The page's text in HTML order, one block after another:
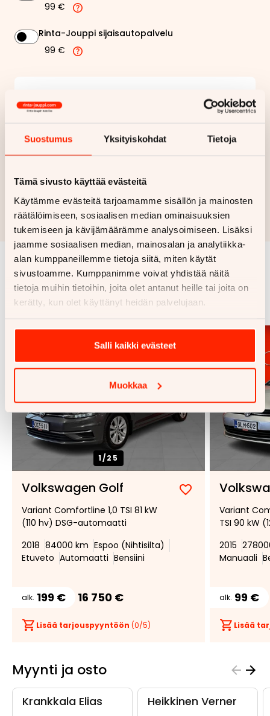
Suostumus Yksityiskohdat Tietoja
Tämä sivusto käyttää evästeitä
Käytämme evästeitä tarjoamamme sisällön ja mainosten
räätälöimiseen, sosiaalisen median ominaisuuksien
tukemiseen ja kävijämäärämme analysoimiseen. Lisäksi
jaamme sosiaalisen median, mainosalan ja analytiikka-
alan kumppaneillemme tietoja siitä, miten käytät
sivustoamme. Kumppanimme voivat yhdistää näitä
tietoja muihin tietoihin, joita olet antanut heille tai joita on
kerätty, kun olet käyttänyt heidän palvelujaan.
Salli kaikki evästeet
Muokkaa
99 €
Rinta-Jouppi sijaisautopalvelu
99 €
203,96 €
Näytähintaerittely
Haluan myös tarjouksen vakuutuksesta
Hae rahoitustarjous
Rahoituslaskelma on suuntaa antava ja edellyttää hyväksytyn
luottopäätöksen ja kaskovakuutuksen.
Samankaltaisia ajoneuvoja
Katso kaikki
1/25
Volkswagen Golf
Lisää
suosikiksi
Poista
suosikeista
Variant Comfortline 1,0 TSI 81 kW
(110 hv) DSG-automaatti
2018 84000 km Espoo (Nihtisilta)
Etuveto Automaatti Bensiini
alk. 199 € 16 750 €
Lisää tarjouspyyntöön (0/5)
Variant
TSI 90 kW
2015
Manuaali
alk. 99 €
Lisää
Myynti ja osto
Krankkala Elias Heikkinen Verner